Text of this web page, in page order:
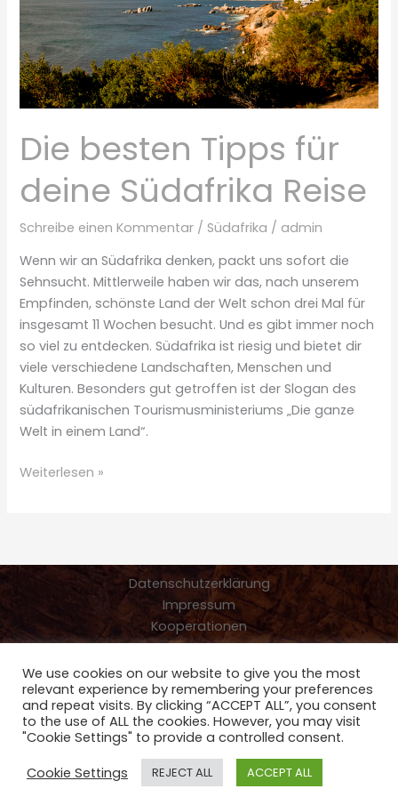
Die besten Tipps für
deine Südafrika Reise
Schreibe einen Kommentar / Südafrika / admin
Wenn wir an Südafrika denken, packt uns sofort die
Sehnsucht. Mittlerweile haben wir das, nach unserem
Empfinden, schönste Land der Welt schon drei Mal für
insgesamt 11 Wochen besucht. Und es gibt immer noch
so viel zu entdecken. Südafrika ist riesig und bietet dir
viele verschiedene Landschaften, Menschen und
Kulturen. Besonders gut getroffen ist der Slogan des
südafrikanischen Tourismusministeriums „Die ganze
Welt in einem Land“.
Die
Weiterlesen »
Datenschutzerklärung
Impressum
Kooperationen
Copyright © 2026 Friedi muss mit Reiseblog - Reisetipps für
Familien- Paar- und Wohnmobilreisen
We use cookies on our website to give you the most
relevant experience by remembering your preferences
and repeat visits. By clicking “ACCEPT ALL”, you consent
to the use of ALL the cookies. However, you may visit
"Cookie Settings" to provide a controlled consent.
Cookie Settings
REJECT ALL ACCEPT ALL